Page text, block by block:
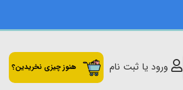
ورود یا ثبت نام هنوز چیزی نخریدین؟